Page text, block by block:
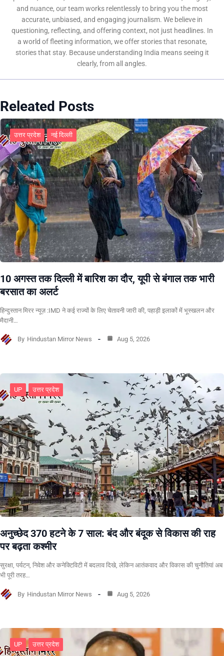
and nuance, our team works relentlessly to bring you the most
accurate, unbiased, and engaging journalism. We believe in
questioning, reflecting, and offering context, not just headlines. In
a world of fleeting information, we offer stories that resonate,
stories that stay. Because understanding India means seeing it
clearly, from all angles.
Releated Posts
उत्तर प्रदेश नई दिल्ली
10 अगस्त तक दिल्ली में बारिश का दौर, यूपी से बंगाल तक भारी
बरसात का अलर्ट
हिन्दुस्तान मिरर न्यूज़ :IMD ने कई राज्यों के लिए चेतावनी जारी की, पहाड़ी इलाकों में भूस्खलन और
मैदानी…
By Hindustan Mirror News Aug 5, 2026
UP उत्तर प्रदेश
अनुच्छेद 370 हटने के 7 साल: बंद और बंदूक से विकास की राह
पर बढ़ता कश्मीर
सुरक्षा, पर्यटन, निवेश और कनेक्टिविटी में बदलाव दिखे, लेकिन आतंकवाद और विकास की चुनौतियां अब
भी पूरी तरह…
By Hindustan Mirror News Aug 5, 2026
UP उत्तर प्रदेश